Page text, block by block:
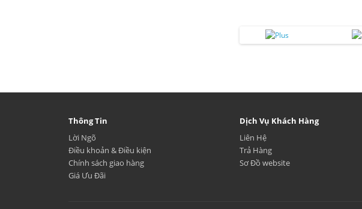
Thông Tin
Lời Ngõ
Điều khoản & Điều kiện
Chính sách giao hàng
Giá Ưu Đãi
Dịch Vụ Khách Hàng
Liên Hệ
Trả Hàng
Sơ Đồ website